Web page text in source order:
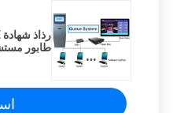
طابور